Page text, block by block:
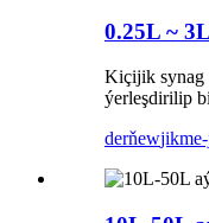
0.25L ~
Kiçijik synag
ýerleşdirilip
derňew